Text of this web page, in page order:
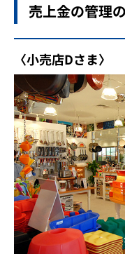
売上金の管理
〈小売店Dさま〉